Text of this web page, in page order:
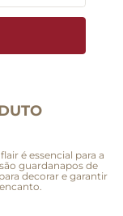
é essencial para a
guardanapos de
decorar e garantir